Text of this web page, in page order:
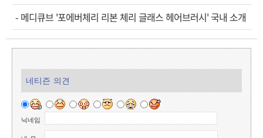
- 메디큐브 '포에버체리 리본 체리 글래스 헤어브러시' 국내 소개
네티즌 의견
닉네임